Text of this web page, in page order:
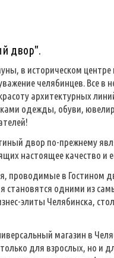
двор".
в историческом
челябинцев. Все
архитектурных
одежды, обуви,
двор по-прежнему
настоящее качество и
проводимые в Гостином
становятся одними из
элиты Челябинска,
магазин в
для взрослых, но и